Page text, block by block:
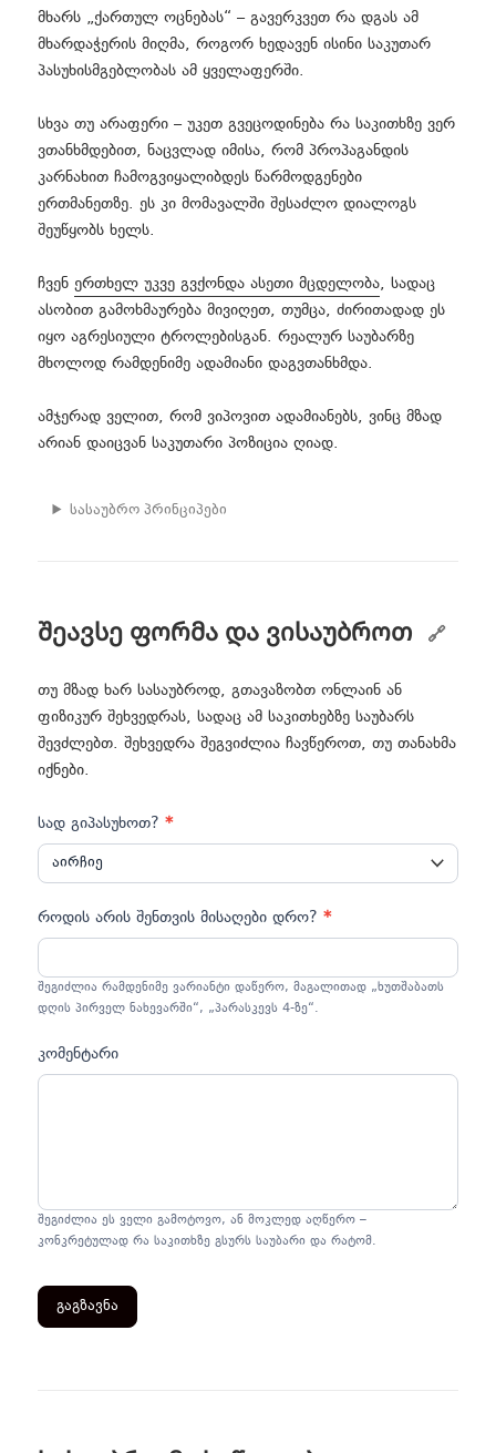
მხარს „ქართულ ოცნებას“ – გავერკვეთ რა დგას ამ
მხარდაჭერის მიღმა, როგორ ხედავენ ისინი საკუთარ
პასუხისმგებლობას ამ ყველაფერში.
სხვა თუ არაფერი – უკეთ გვეცოდინება რა საკითხზე ვერ
ვთანხმდებით, ნაცვლად იმისა, რომ პროპაგანდის
კარნახით ჩამოგვიყალიბდეს წარმოდგენები
ერთმანეთზე. ეს კი მომავალში შესაძლო დიალოგს
შეუწყობს ხელს.
ჩვენერთხელ უკვე გვქონდა ასეთი მცდელობა, სადაც
ასობით გამოხმაურება მივიღეთ, თუმცა, ძირითადად ეს
იყო აგრესიული ტროლებისგან. რეალურ საუბარზე
მხოლოდ რამდენიმე ადამიანი დაგვთანხმდა.
ამჯერად ველით, რომ ვიპოვით ადამიანებს, ვინც მზად
არიან დაიცვან საკუთარი პოზიცია ღიად.
სასაუბრო პრინციპები
შეავსე ფორმა და ვისაუბროთ
თუ მზად ხარ სასაუბროდ, გთავაზობთ ონლაინ ან
ფიზიკურ შეხვედრას, სადაც ამ საკითხებზე საუბარს
შევძლებთ. შეხვედრა შეგვიძლია ჩავწეროთ, თუ თანახმა
იქნები.
მოითხოვე
საუბარი
სად გიპასუხოთ?*
როდის არის შენთვის მისაღები დრო?*
შეგიძლია რამდენიმე ვარიანტი დაწერო, მაგალითად „ხუთშაბათს
დღის პირველ ნახევარში“, „პარასკევს 4-ზე“.
კომენტარი
შეგიძლია ეს ველი გამოტოვო, ან მოკლედ აღწერო –
კონკრეტულად რა საკითხზე გსურს საუბარი და რატომ.
ᲒᲐᲒᲖᲐᲕᲜᲐ